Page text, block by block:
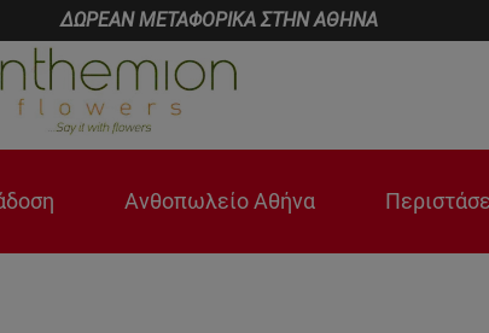
ΔΩΡΕΑΝ ΜΕΤΑΦΟΡΙΚΑ ΣΤΗΝ ΑΘΗΝΑ
Ανθοπωλείο Αθήνα